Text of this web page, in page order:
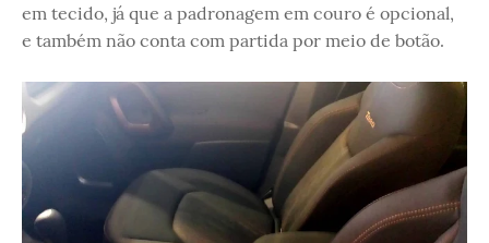
em tecido, já que a padronagem em couro é opcional,
e também não conta com partida por meio de botão.